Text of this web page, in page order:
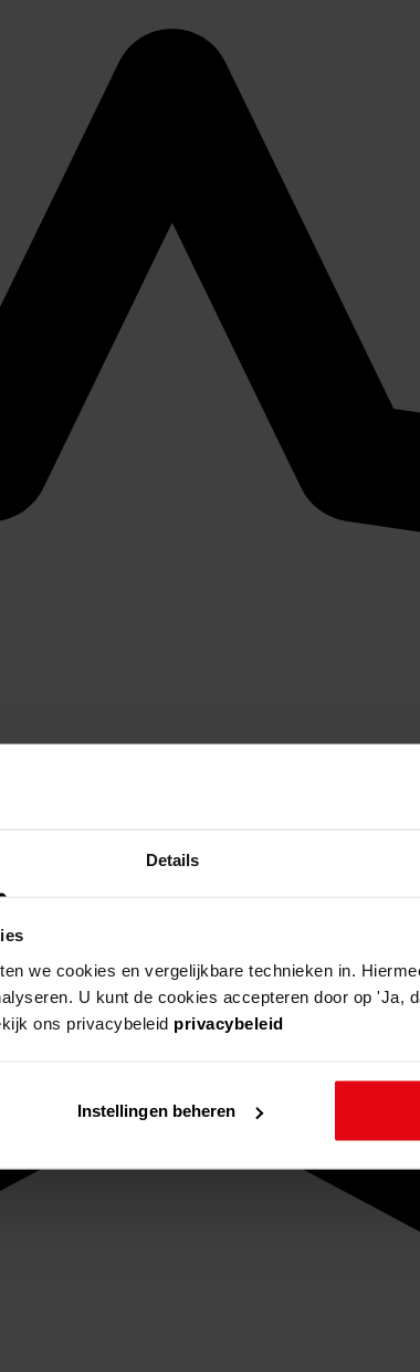
Details
we cookies en vergelijkbare technieken in.
U kunt de cookies accepteren door op 'Ja,
ons privacybeleid privacybeleid
Instellingen beheren